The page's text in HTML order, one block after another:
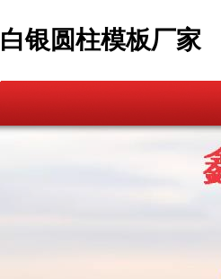
白银圆柱模板厂家